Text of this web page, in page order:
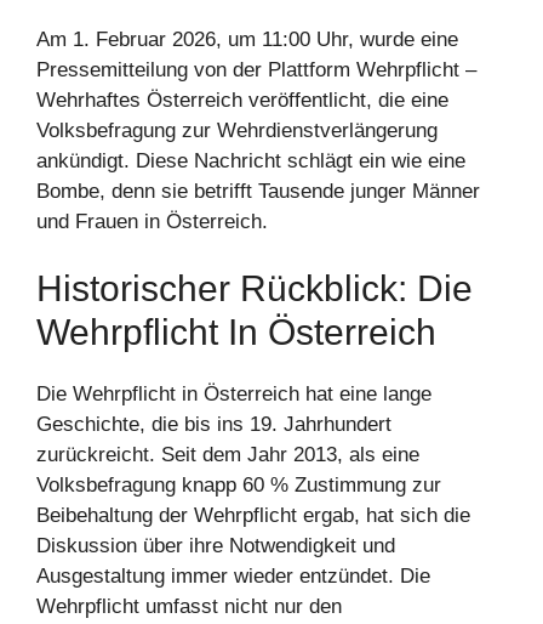
Am 1. Februar 2026, um 11:00 Uhr, wurde eine
Pressemitteilung von der Plattform Wehrpflicht –
Wehrhaftes Österreich veröffentlicht, die eine
Volksbefragung zur Wehrdienstverlängerung
ankündigt. Diese Nachricht schlägt ein wie eine
Bombe, denn sie betrifft Tausende junger Männer
und Frauen in Österreich.
Historischer Rückblick: Die
Wehrpflicht In Österreich
Die Wehrpflicht in Österreich hat eine lange
Geschichte, die bis ins 19. Jahrhundert
zurückreicht. Seit dem Jahr 2013, als eine
Volksbefragung knapp 60 % Zustimmung zur
Beibehaltung der Wehrpflicht ergab, hat sich die
Diskussion über ihre Notwendigkeit und
Ausgestaltung immer wieder entzündet. Die
Wehrpflicht umfasst nicht nur den